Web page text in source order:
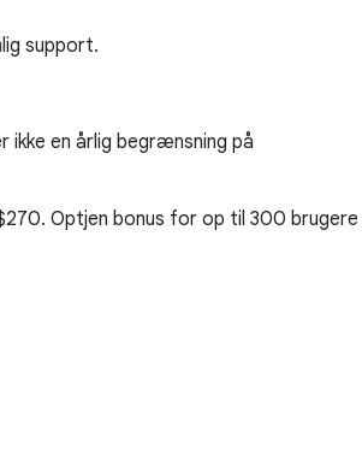
support.
en årlig begrænsning på
. Optjen bonus for op til 300 brugere